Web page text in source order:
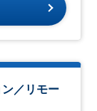
／リモー